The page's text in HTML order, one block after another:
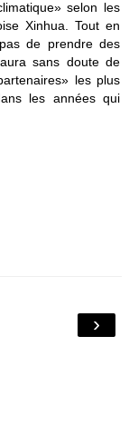
selon les
Xinhua. Tout en
de prendre des
sans doute de
les plus
les années qui
›